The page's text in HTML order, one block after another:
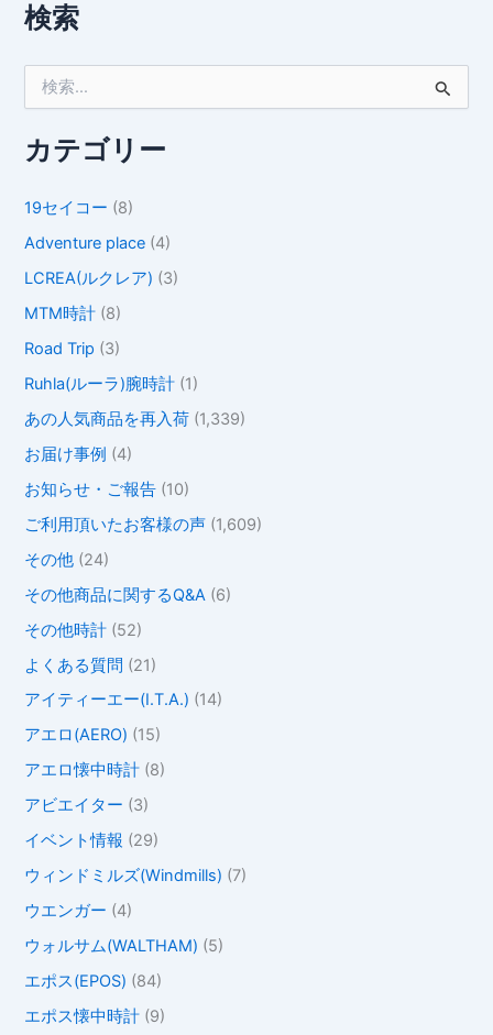
検索
象
:カテゴリー
19セイコー (8)
Adventure place (4)
LCREA(ルクレア) (3)
MTM時計 (8)
Road Trip (3)
Ruhla(ルーラ)腕時計 (1)
あの人気商品を再入荷 (1,339)
お届け事例 (4)
お知らせ・ご報告 (10)
ご利用頂いたお客様の声 (1,609)
その他 (24)
その他商品に関するQ&A (6)
その他時計 (52)
よくある質問 (21)
アイティーエー(I.T.A.) (14)
アエロ(AERO) (15)
アエロ懐中時計 (8)
アビエイター (3)
イベント情報 (29)
ウィンドミルズ(Windmills) (7)
ウエンガー (4)
ウォルサム(WALTHAM) (5)
エポス(EPOS) (84)
エポス懐中時計 (9)